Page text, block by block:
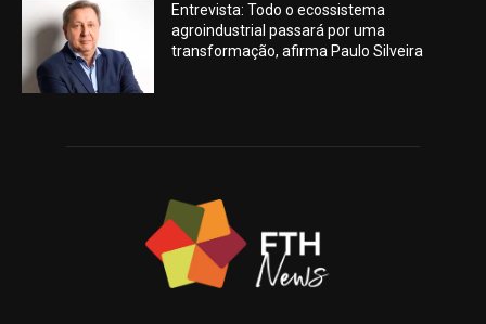
Entrevista: Todo o ecossistema
agroindustrial passará por uma
transformação, afirma Paulo Silveira